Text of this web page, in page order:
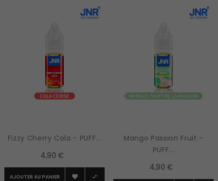
Fizzy Cherry Cola - PUFF...
4,90 €
AJOUTER AU PANIER  
Mango Passion Fruit -
PUFF...
4,90 €